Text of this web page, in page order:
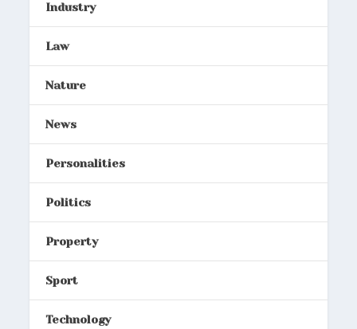
Industry
Law
Nature
News
Personalities
Politics
Property
Sport
Technology